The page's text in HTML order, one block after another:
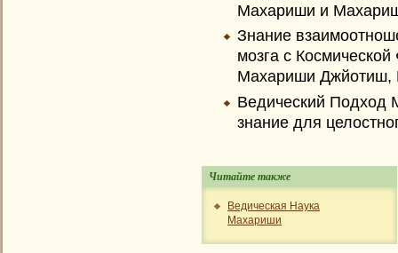
Махариши и
Знание
мозга с
Махариши Джйотиш,
Ведический Подход
знание для
Читайте также
Ведическая Наука
Махариши